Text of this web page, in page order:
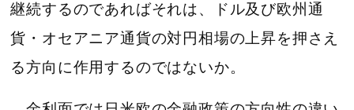
継続するのであればそれは、ドル及び欧州通
貨・オセアニア通貨の対円相場の上昇を押さえ
る方向に作用するのではないか。